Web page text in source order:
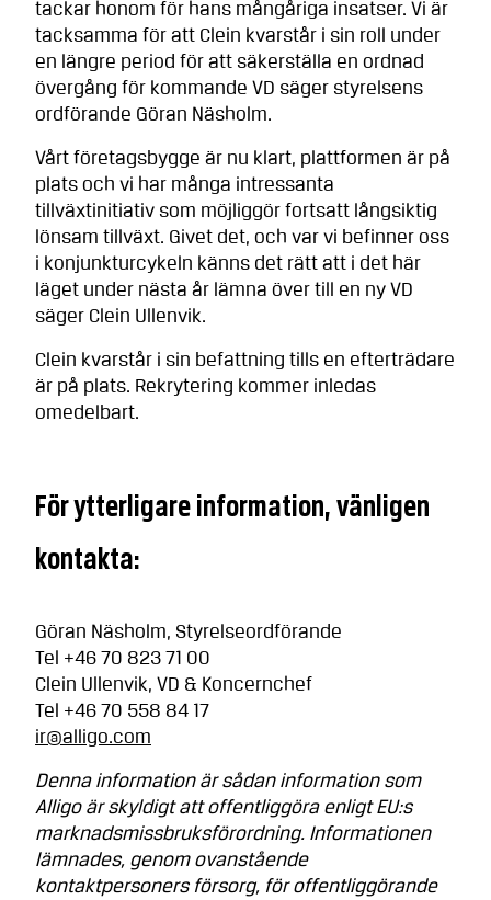
tackar honom för hans mångåriga insatser. Vi är
tacksamma för att Clein kvarstår i sin roll under
en längre period för att säkerställa en ordnad
övergång för kommande VD säger styrelsens
ordförande Göran Näsholm.
Vårt företagsbygge är nu klart, plattformen är på
plats och vi har många intressanta
tillväxtinitiativ som möjliggör fortsatt långsiktig
lönsam tillväxt. Givet det, och var vi befinner oss
i konjunkturcykeln känns det rätt att i det här
läget under nästa år lämna över till en ny VD
säger Clein Ullenvik.
Clein kvarstår i sin befattning tills en efterträdare
är på plats. Rekrytering kommer inledas
omedelbart.
För ytterligare information, vänligen
kontakta:
Göran Näsholm, Styrelseordförande
Tel +46 70 823 71 00
Clein Ullenvik, VD & Koncernchef
Tel +46 70 558 84 17
ir@alligo.com
Denna information är sådan information som
Alligo är skyldigt att offentliggöra enligt EU:s
marknadsmissbruksförordning. Informationen
lämnades, genom ovanstående
kontaktpersoners försorg, för offentliggörande